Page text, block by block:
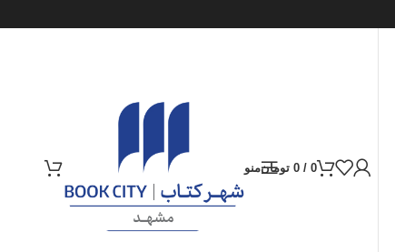
0
/
0 تومانمنو